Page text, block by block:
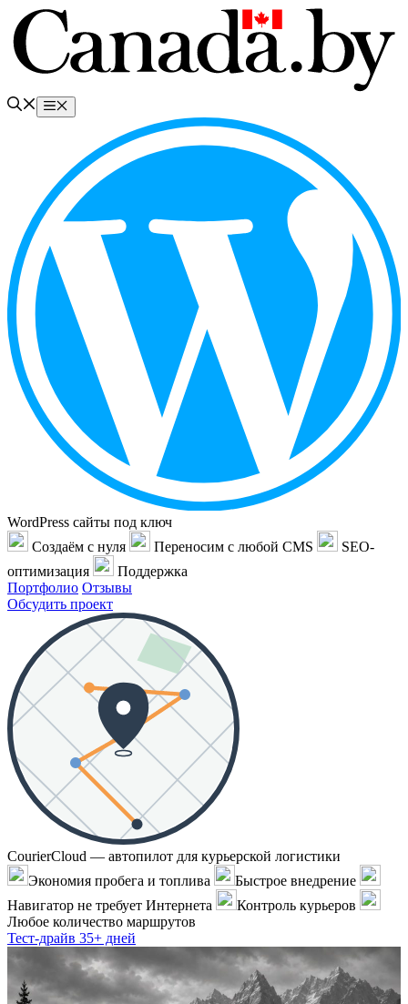
Перейти
содержимому
Меню
WordPress сайты под ключ
Создаём с нуля
Переносим с любой CMS
SEO-
оптимизация
Поддержка
Портфолио Отзывы
Обсудить проект
CourierCloud — автопилот для курьерской логистики
Экономия пробега и топлива
Быстрое внедрение
Навигатор не требует Интернета
Контроль курьеров
Любое количество маршрутов
Тест-драйв 35+ дней